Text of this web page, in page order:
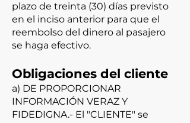
plazo de treinta (30) días previsto
en el inciso anterior para que el
reembolso del dinero al pasajero
se haga efectivo.
Obligaciones del cliente
a) DE PROPORCIONAR
INFORMACIÓN VERAZ Y
FIDEDIGNA.- El "CLIENTE" se